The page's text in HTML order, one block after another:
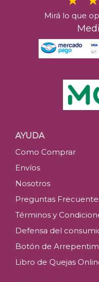
Mirá lo que
AYUDA
Como Comprar
Envíos
Nosotros
Preguntas
Términos y
Defensa del
Botón de
Libro de Quejas